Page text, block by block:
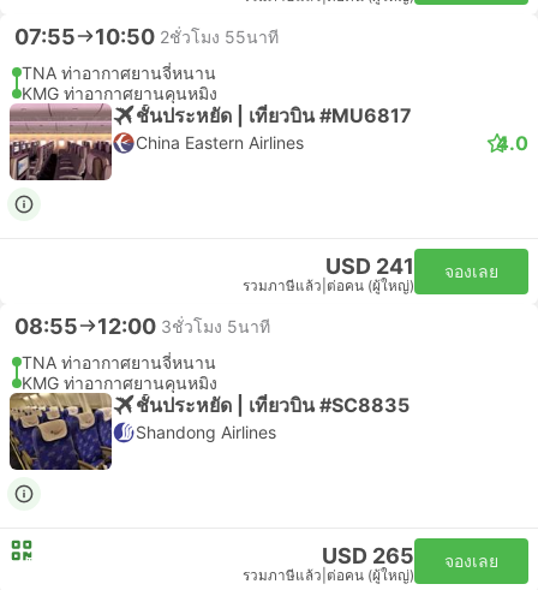
07:55 10:50 2ชั่วโมง 55นาที
TNA ท่าอากาศยานจี่หนาน
KMG ท่าอากาศยานคุนหมิง
ชั้นประหยัด | เที่ยวบิน #MU6817
China Eastern Airlines 4.0
USD 241
รวมภาษีแล้ว ต่อคน (ผู้ใหญ่)
จองเลย
08:55 12:00 3ชั่วโมง 5นาที
TNA ท่าอากาศยานจี่หนาน
KMG ท่าอากาศยานคุนหมิง
ชั้นประหยัด | เที่ยวบิน #SC8835
Shandong Airlines
USD 265
รวมภาษีแล้ว ต่อคน (ผู้ใหญ่)
จองเลย